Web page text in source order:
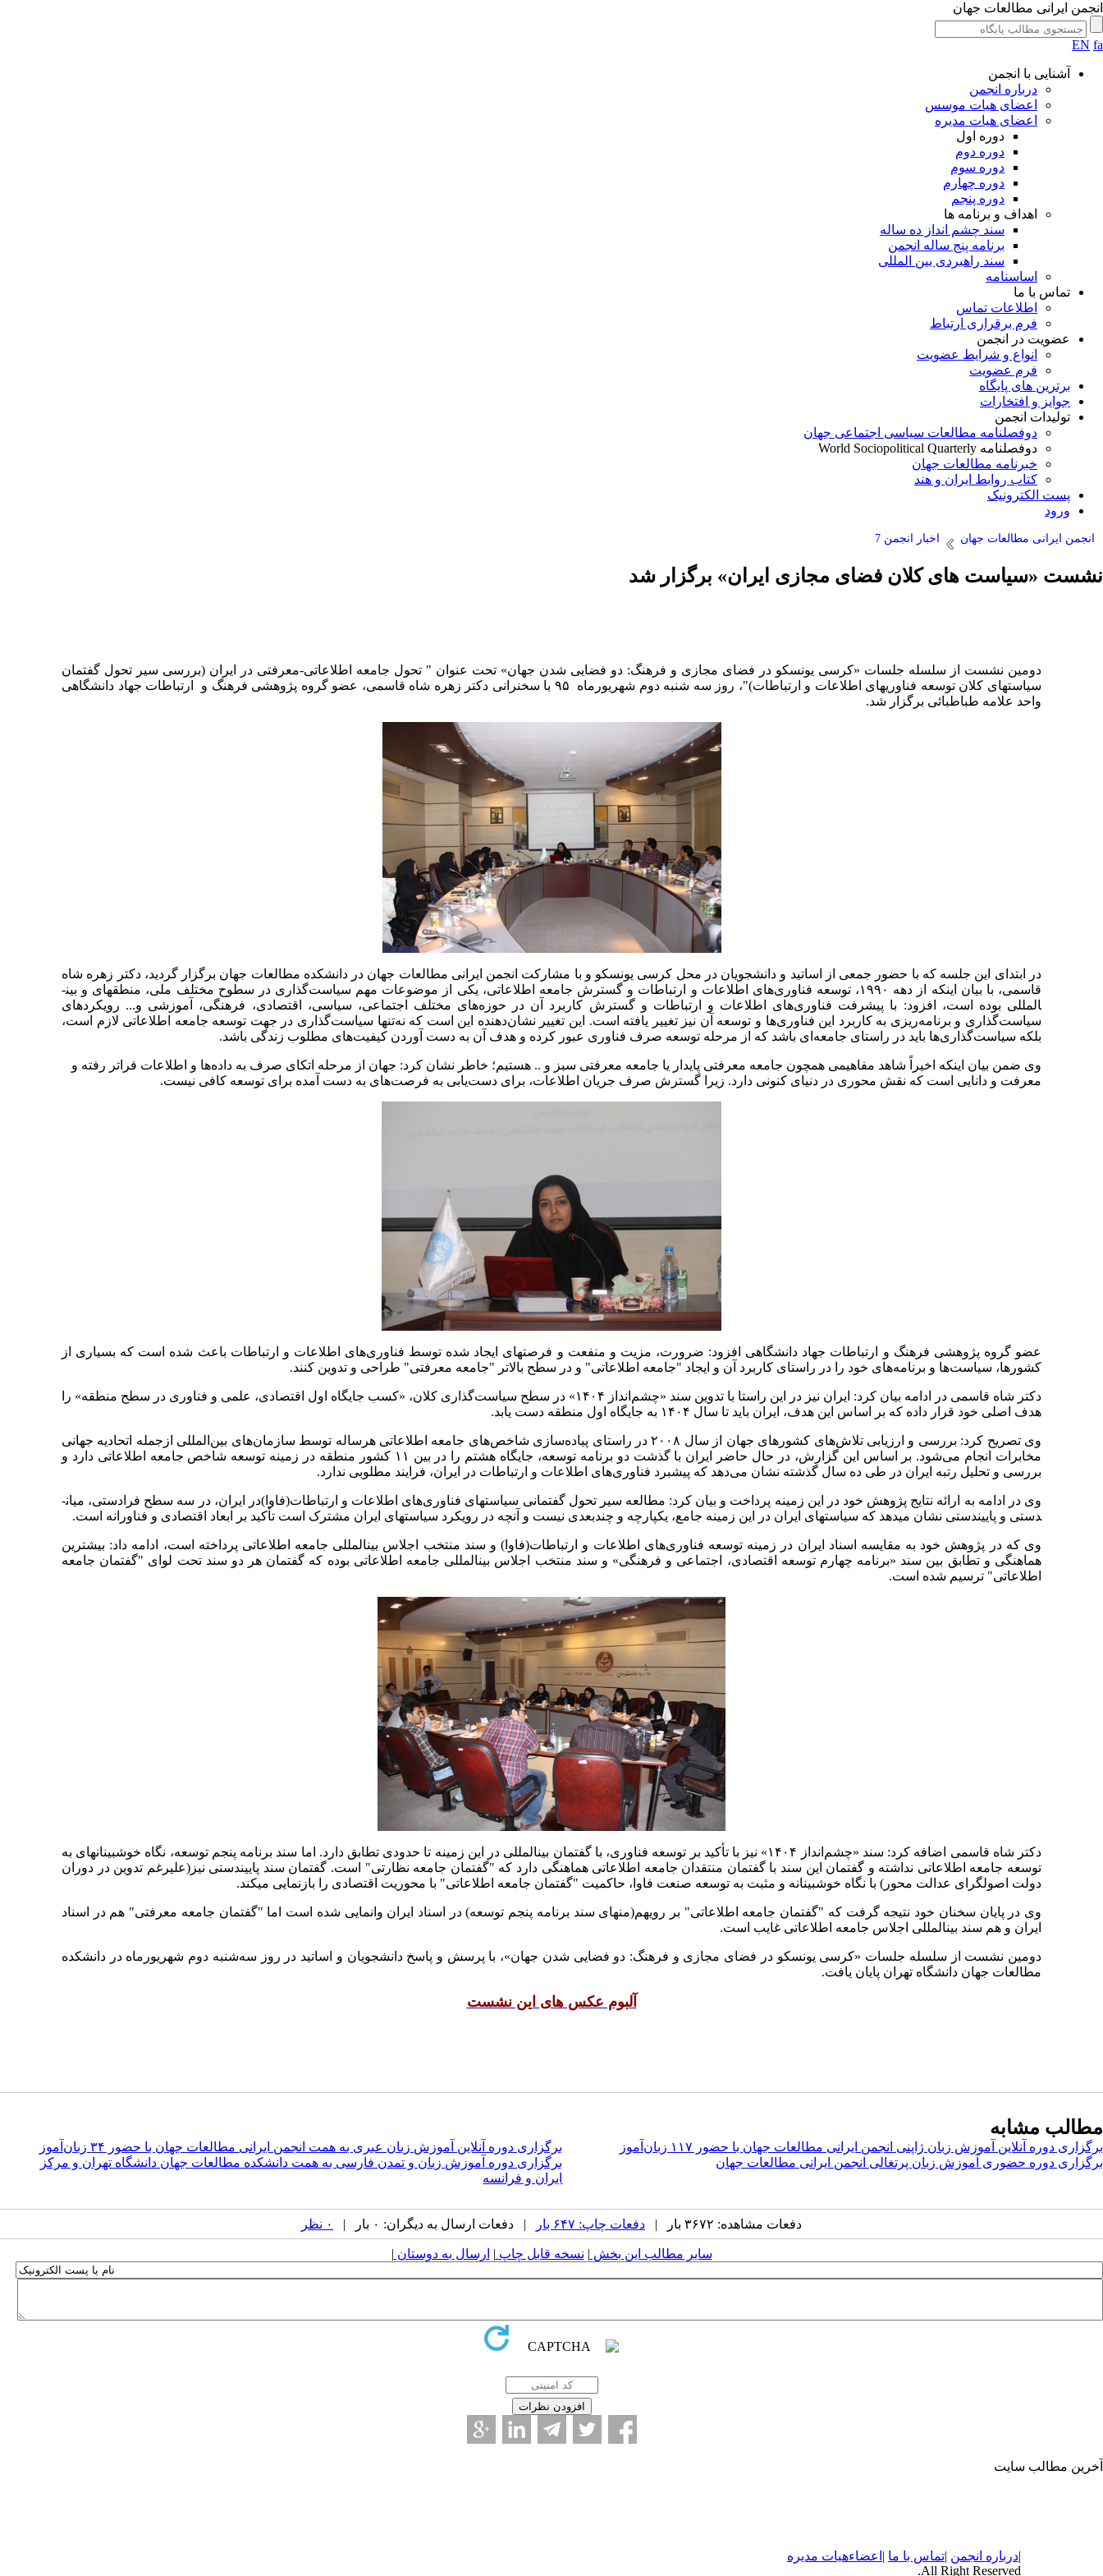
انجمن ایرانی مطالعات جهان
EN fa
آشنایی با انجمن
درباره انجمن
اعضای هیات موسس
اعضای هیات مدیره
دوره اول
دوره دوم
دوره سوم
دوره چهارم
دوره پنجم
اهداف و برنامه ها
سند چشم انداز ده ساله
برنامه پنج ساله انجمن
سند راهبردی بین المللی
اساسنامه
تماس با ما
اطلاعات تماس
فرم برقراری ارتباط
عضویت در انجمن
انواع و شرایط عضویت
فرم عضویت
برترین های پایگاه
جوایز و افتخارات
تولیدات انجمن
دوفصلنامه مطالعات سیاسی اجتماعی جهان
دوفصلنامه World Sociopolitical Quarterly
خبرنامه مطالعات جهان
کتاب روابط ایران و هند
پست الکترونیک
ورود
انجمن ایرانی مطالعات جهان اخبار انجمن 7
نشست «سیاست های کلان فضای مجازی ایران» برگزار شد
دومین نشست از سلسله جلسات «کرسی یونسکو در فضای مجازی و فرهنگ: دو فضایی شدن جهان» تحت عنوان " تحول جامعه اطلاعاتی-معرفتی در ایران (بررسی سیر تحول گفتمان
سیاست­های کلان توسعه فناوری­های اطلاعات و ارتباطات)"، روز سه­ شنبه دوم شهریورماه ۹۵ با سخنرانی دکتر زهره شاه قاسمی، عضو گروه پژوهشی فرهنگ و ارتباطات جهاد دانشگاهی
واحد علامه طباطبائی برگزار شد.
در ابتدای این جلسه که با حضور جمعی از اساتید و دانشجویان در محل کرسی یونسکو و با مشارکت انجمن ایرانی مطالعات جهان در دانشکده مطالعات جهان برگزار گردید، دکتر زهره شاه
قاسمی، با بیان اینکه از دهه ۱۹۹۰، توسعه فناوری‌های اطلاعات و ارتباطات و گسترش جامعه اطلاعاتی، یکی از موضوعات مهم سیاست‌گذاری در سطوح مختلف ملی، منطقه­ای و بین­
المللی بوده است، افزود: با پیشرفت فناوری‌های اطلاعات و ارتباطات و گسترش کاربرد آن در حوزه‌های مختلف اجتماعی، سیاسی، اقتصادی، فرهنگی، آموزشی و... رویکردهای
سیاست‌گذاری و برنامه‌ریزی به کاربرد این فناوری‌ها و توسعه آن نیز تغییر یافته است. این تغییر نشان‌دهنده این است که نه‌تنها سیاست‌گذاری در جهت توسعه جامعه اطلاعاتی لازم است،
بلکه سیاست‌گذاری‌ها باید در راستای جامعه‌ای باشد که از مرحله توسعه صرف فناوری عبور کرده و هدف آن به دست آوردن کیفیت‌های مطلوب زندگی باشد.
وی ضمن بیان اینکه اخیراً شاهد مفاهیمی همچون جامعه معرفتی پایدار یا جامعه معرفتی سبز و .. هستیم؛ خاطر نشان کرد: جهان از مرحله اتکای صرف به داده‌ها و اطلاعات فراتر رفته و
معرفت و دانایی است که نقش محوری در دنیای کنونی دارد. زیرا گسترش صرف جریان اطلاعات، برای دست‌یابی به فرصت‌های به‌ دست‌ آمده برای توسعه کافی نیست.
عضو گروه پژوهشی فرهنگ و ارتباطات جهاد دانشگاهی افزود: ضرورت، مزیت‌ و منفعت‌ و فرصت­های ایجاد شده توسط فناوری‌های اطلاعات و ارتباطات باعث شده است که بسیاری از
کشورها، سیاست‌ها و برنامه‌های خود را در راستای کاربرد آن و ایجاد "جامعه اطلاعاتی" و در سطح بالاتر "جامعه معرفتی" طراحی و تدوین کنند.
دکتر شاه قاسمی در ادامه بیان کرد: ایران نیز در این راستا با تدوین سند «چشم‌انداز ۱۴۰۴» در سطح سیاست‌گذاری کلان، «کسب جایگاه اول اقتصادی، علمی و فناوری در سطح منطقه» را
هدف اصلی خود قرار داده که بر اساس این هدف، ایران باید تا سال ۱۴۰۴ به جایگاه اول منطقه دست یابد.
وی تصریح کرد: بررسی و ارزیابی تلاش‌های کشورهای جهان از سال ۲۰۰۸ در راستای پیاده‌سازی شاخص‌های جامعه اطلاعاتی هرساله توسط سازمان‌های بین‌المللی ازجمله اتحادیه جهانی
مخابرات انجام می‌شود. بر اساس این گزارش، در حال حاضر ایران با گذشت دو برنامه توسعه، جایگاه هشتم را در بین ۱۱ کشور منطقه در زمینه توسعه شاخص جامعه اطلاعاتی دارد و
بررسی و تحلیل رتبه ایران در طی ده سال گذشته نشان می‌دهد که پیشبرد فناوری‌های اطلاعات و ارتباطات در ایران، فرایند مطلوبی ندارد.
وی در ادامه به ارائه نتایج پژوهش خود در این زمینه پرداخت و بیان کرد: مطالعه سیر تحول گفتمانی سیاست­های فناوری‌های اطلاعات و ارتباطات(فاوا)در ایران، در سه سطح فرادستی، میان­
دستی و پایین­دستی نشان می­دهد که سیاست­های ایران در این زمینه جامع، یکپارچه و چندبعدی نیست و آنچه در رویکرد سیاست­های ایران مشترک است تأکید بر ابعاد اقتصادی و فناورانه است.
وی که در پژوهش خود به مقایسه اسناد ایران در زمینه توسعه فناوری‌های اطلاعات و ارتباطات(فاوا) و سند منتخب اجلاس بین­المللی جامعه اطلاعاتی پرداخته است، ادامه داد: بیشترین
هماهنگی و تطابق بین سند «برنامه چهارم توسعه اقتصادی، اجتماعی و فرهنگی» و سند منتخب اجلاس بین­المللی جامعه اطلاعاتی بوده که گفتمان هر دو سند تحت لوای "گفتمان جامعه
اطلاعاتی" ترسیم شده است.
دکتر شاه قاسمی اضافه کرد: سند «چشم‌انداز ۱۴۰۴» نیز با تأکید بر توسعه فناوری، با گفتمان بین­المللی در این زمینه تا حدودی تطابق دارد. اما سند برنامه پنجم توسعه، نگاه خوش­بینانه­ای به
توسعه جامعه اطلاعاتی نداشته و گفتمان این سند با گفتمان منتقدان جامعه اطلاعاتی هماهنگی دارد که "گفتمان جامعه نظارتی" است. گفتمان سند پایین­دستی نیز(علی­رغم تدوین در دوران
دولت اصول­گرای عدالت محور) با نگاه خوش­بینانه و مثبت به توسعه صنعت فاوا، حاکمیت "گفتمان جامعه اطلاعاتی" با محوریت اقتصادی را بازنمایی می­کند.
وی در پایان سخنان خود نتیجه گرفت که "گفتمان جامعه اطلاعاتی" بر روی­هم(منهای سند برنامه پنجم توسعه) در اسناد ایران وانمایی شده است اما "گفتمان جامعه معرفتی" هم در اسناد
ایران و هم سند بین­المللی اجلاس جامعه اطلاعاتی غایب است.
دومین نشست از سلسله جلسات «کرسی یونسکو در فضای مجازی و فرهنگ: دو فضایی شدن جهان»، با پرسش و پاسخ دانشجویان و اساتید در روز سه‌شنبه دوم شهریورماه در دانشکده
مطالعات جهان دانشگاه تهران پایان یافت.
آلبوم عکس های این نشست
مطالب مشابه
برگزاری دوره آنلاین آموزش زبان ژاپنی انجمن ایرانی مطالعات جهان با حضور ۱۱۷ زبان‌آموز
برگزاری دوره آنلاین آموزش زبان عبری به همت انجمن ایرانی مطالعات جهان با حضور ۳۴ زبان‌آموز
برگزاری دوره حضوری آموزش زبان پرتغالی انجمن ایرانی مطالعات جهان
برگزاری دوره آموزش زبان و تمدن فارسی به همت دانشکده مطالعات جهان دانشگاه تهران و مرکز
ایران و فرانسه
دفعات مشاهده: ۳۶۷۲ بار | دفعات چاپ: ۶۴۷ بار | دفعات ارسال به دیگران: ۰ بار | ۰ نظر
سایر مطالب این بخش | نسخه قابل چاپ | ارسال به دوستان |
آخرین مطالب سایت
|درباره انجمن |تماس با ما | اعضاءهیات مدیره
All Right Reserved.